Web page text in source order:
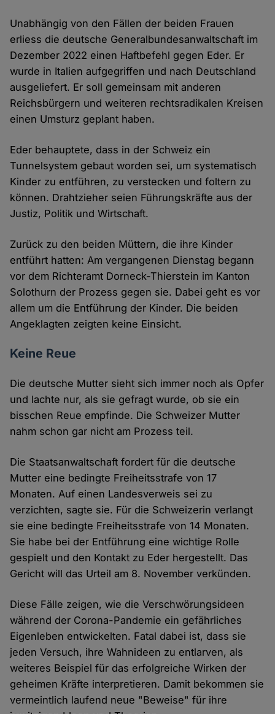
Unabhängig von den Fällen der beiden Frauen
erliess die deutsche Generalbundesanwaltschaft im
Dezember 2022 einen Haftbefehl gegen Eder. Er
wurde in Italien aufgegriffen und nach Deutschland
ausgeliefert. Er soll gemeinsam mit anderen
Reichsbürgern und weiteren rechtsradikalen Kreisen
einen Umsturz geplant haben.
Eder behauptete, dass in der Schweiz ein
Tunnelsystem gebaut worden sei, um systematisch
Kinder zu entführen, zu verstecken und foltern zu
können. Drahtzieher seien Führungskräfte aus der
Justiz, Politik und Wirtschaft.
Zurück zu den beiden Müttern, die ihre Kinder
entführt hatten: Am vergangenen Dienstag begann
vor dem Richteramt Dorneck-Thierstein im Kanton
Solothurn der Prozess gegen sie. Dabei geht es vor
allem um die Entführung der Kinder. Die beiden
Angeklagten zeigten keine Einsicht.
Keine Reue
Die deutsche Mutter sieht sich immer noch als Opfer
und lachte nur, als sie gefragt wurde, ob sie ein
bisschen Reue empfinde. Die Schweizer Mutter
nahm schon gar nicht am Prozess teil.
Die Staatsanwaltschaft fordert für die deutsche
Mutter eine bedingte Freiheitsstrafe von 17
Monaten. Auf einen Landesverweis sei zu
verzichten, sagte sie. Für die Schweizerin verlangt
sie eine bedingte Freiheitsstrafe von 14 Monaten.
Sie habe bei der Entführung eine wichtige Rolle
gespielt und den Kontakt zu Eder hergestellt. Das
Gericht will das Urteil am 8. November verkünden.
Diese Fälle zeigen, wie die Verschwörungsideen
während der Corona-Pandemie ein gefährliches
Eigenleben entwickelten. Fatal dabei ist, dass sie
jeden Versuch, ihre Wahnideen zu entlarven, als
weiteres Beispiel für das erfolgreiche Wirken der
geheimen Kräfte interpretieren. Damit bekommen sie
vermeintlich laufend neue "Beweise" für ihre